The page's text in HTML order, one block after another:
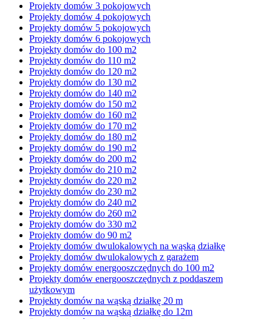
Projekty domów 3 pokojowych
Projekty domów 4 pokojowych
Projekty domów 5 pokojowych
Projekty domów 6 pokojowych
Projekty domów do 100 m2
Projekty domów do 110 m2
Projekty domów do 120 m2
Projekty domów do 130 m2
Projekty domów do 140 m2
Projekty domów do 150 m2
Projekty domów do 160 m2
Projekty domów do 170 m2
Projekty domów do 180 m2
Projekty domów do 190 m2
Projekty domów do 200 m2
Projekty domów do 210 m2
Projekty domów do 220 m2
Projekty domów do 230 m2
Projekty domów do 240 m2
Projekty domów do 260 m2
Projekty domów do 330 m2
Projekty domów do 90 m2
Projekty domów dwulokalowych na wąską działkę
Projekty domów dwulokalowych z garażem
Projekty domów energooszczędnych do 100 m2
Projekty domów energooszczędnych z poddaszem
użytkowym
Projekty domów na wąską działkę 20 m
Projekty domów na wąską działkę do 12m